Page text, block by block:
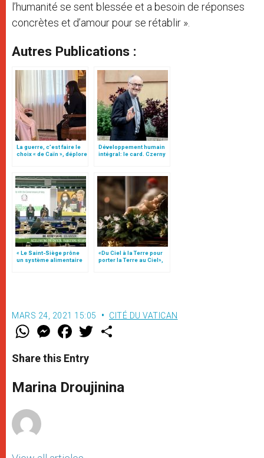
l’humanité se sent blessée et a besoin de réponses
concrètes et d’amour pour se rétablir ».
Autres Publications :
La guerre, c’est faire le
choix « de Caïn », déplore
Développement humain
intégral: le card. Czerny
« Le Saint-Siège prône
un système alimentaire
«Du Ciel à la Terre pour
porter la Terre au Ciel»,
MARS 24, 2021 15:05 CITÉ DU VATICAN
W
t
s
p
p
M
e
s
e
g
e
F
a
e
b
o
k
w
r
Share this Entry
Marina Droujinina